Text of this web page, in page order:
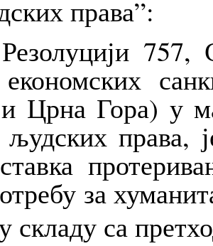
права”:
757,
Црна Гора) у
права,
за
складу са